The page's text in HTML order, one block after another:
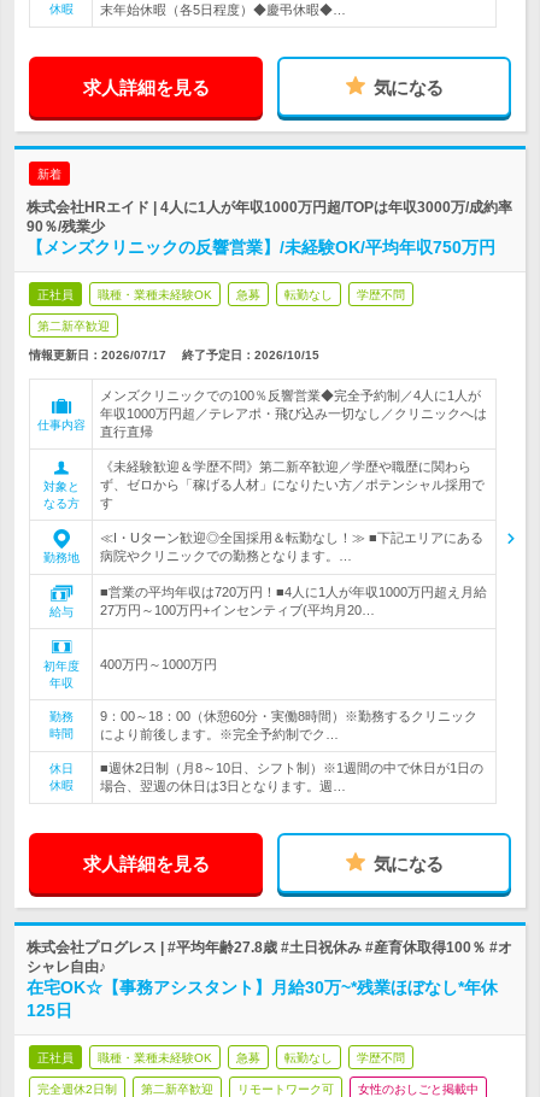
休暇
末年始休暇（各5日程度）◆慶弔休暇◆…
求人詳細を見る 気になる
新着
株式会社HRエイド | 4人に1人が年収1000万円超/TOPは年収3000万/成約率
90％/残業少
【メンズクリニックの反響営業】/未経験OK/平均年収750万円
正社員 職種・業種未経験OK 急募 転勤なし 学歴不問
第二新卒歓迎
情報更新日：2026/07/17 終了予定日： 2026/10/15
仕事内容
メンズクリニックでの100％反響営業◆完全予約制／4人に1人が
年収1000万円超／テレアポ・飛び込み一切なし／クリニックへは
直行直帰
対象と
なる方
《未経験歓迎＆学歴不問》第二新卒歓迎／学歴や職歴に関わら
ず、ゼロから「稼げる人材」になりたい方／ポテンシャル採用で
す
勤務地
≪I・Uターン歓迎◎全国採用＆転勤なし！≫ ■下記エリアにある
病院やクリニックでの勤務となります。…
給与
■営業の平均年収は720万円！■4人に1人が年収1000万円超え月給
27万円～100万円+インセンティブ(平均月20…
初年度
年収
400万円～1000万円
勤務
時間
9：00～18：00（休憩60分・実働8時間）※勤務するクリニック
により前後します。※完全予約制でク…
休日
休暇
■週休2日制（月8～10日、シフト制）※1週間の中で休日が1日の
場合、翌週の休日は3日となります。週…
求人詳細を見る 気になる
株式会社プログレス | #平均年齢27.8歳 #土日祝休み #産育休取得100％ #オ
シャレ自由♪
在宅OK☆【事務アシスタント】月給30万~*残業ほぼなし*年休
125日
正社員 職種・業種未経験OK 急募 転勤なし 学歴不問
完全週休2日制 第二新卒歓迎 リモートワーク可 女性のおしごと掲載中